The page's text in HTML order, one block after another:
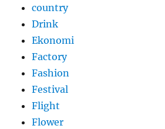
country
Drink
Ekonomi
Factory
Fashion
Festival
Flight
Flower